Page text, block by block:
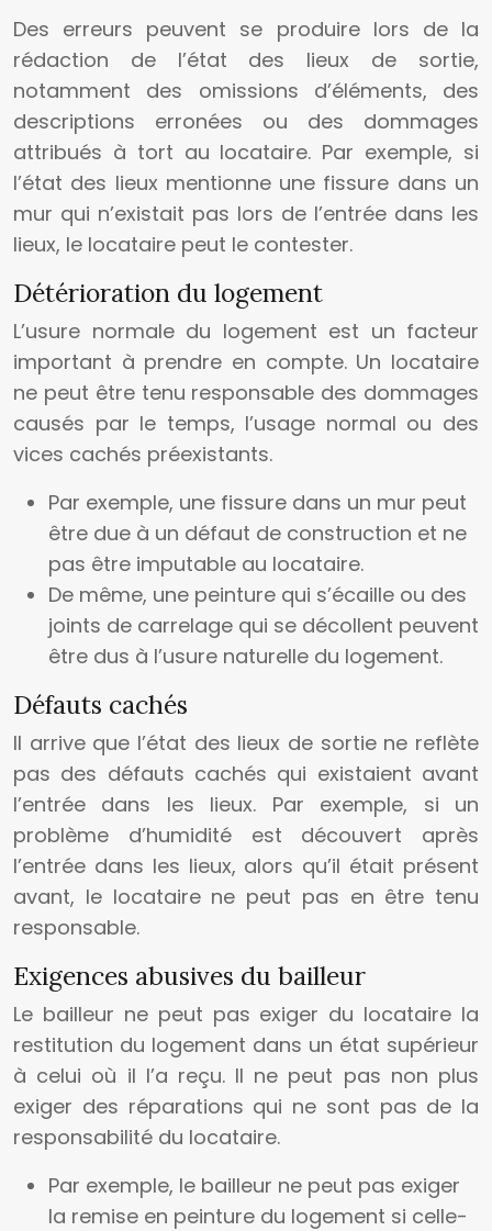
Des erreurs peuvent se produire lors de la
rédaction de l’état des lieux de sortie,
notamment des omissions d’éléments, des
descriptions erronées ou des dommages
attribués à tort au locataire. Par exemple, si
l’état des lieux mentionne une fissure dans un
mur qui n’existait pas lors de l’entrée dans les
lieux, le locataire peut le contester.
Détérioration du logement
L’usure normale du logement est un facteur
important à prendre en compte. Un locataire
ne peut être tenu responsable des dommages
causés par le temps, l’usage normal ou des
vices cachés préexistants.
Par exemple, une fissure dans un mur peut
être due à un défaut de construction et ne
pas être imputable au locataire.
De même, une peinture qui s’écaille ou des
joints de carrelage qui se décollent peuvent
être dus à l’usure naturelle du logement.
Défauts cachés
Il arrive que l’état des lieux de sortie ne reflète
pas des défauts cachés qui existaient avant
l’entrée dans les lieux. Par exemple, si un
problème d’humidité est découvert après
l’entrée dans les lieux, alors qu’il était présent
avant, le locataire ne peut pas en être tenu
responsable.
Exigences abusives du bailleur
Le bailleur ne peut pas exiger du locataire la
restitution du logement dans un état supérieur
à celui où il l’a reçu. Il ne peut pas non plus
exiger des réparations qui ne sont pas de la
responsabilité du locataire.
Par exemple, le bailleur ne peut pas exiger
la remise en peinture du logement si celle-